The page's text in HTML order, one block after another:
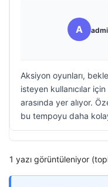
A
Aksiyon oyunları,
isteyen kullanıcılar
arasında yer alıyor.
bu tempoyu daha
1 yazı görüntüleniyor